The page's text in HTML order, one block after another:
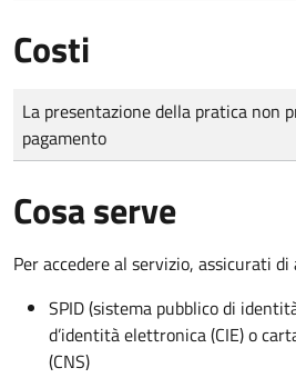
Costi
Tipo di pagamento
Importo
La presentazione della pratica non
pagamento
Cosa serve
Per accedere al servizio, assicurati di
SPID (sistema pubblico di
d’identità elettronica (CIE) o
(CNS)